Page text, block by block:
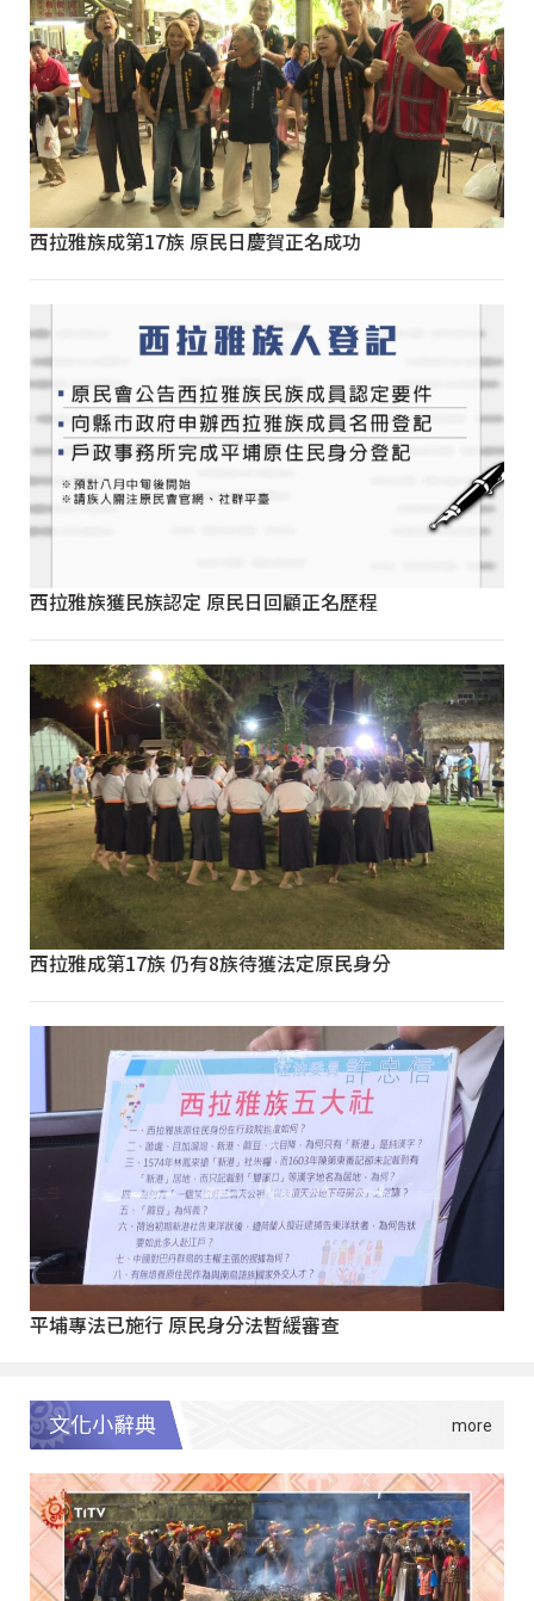
西拉雅族成第17族 原民日慶賀正名成功
西拉雅族獲民族認定 原民日回顧正名歷程
西拉雅成第17族 仍有8族待獲法定原民身分
平埔專法已施行 原民身分法暫緩審查
文化小辭典